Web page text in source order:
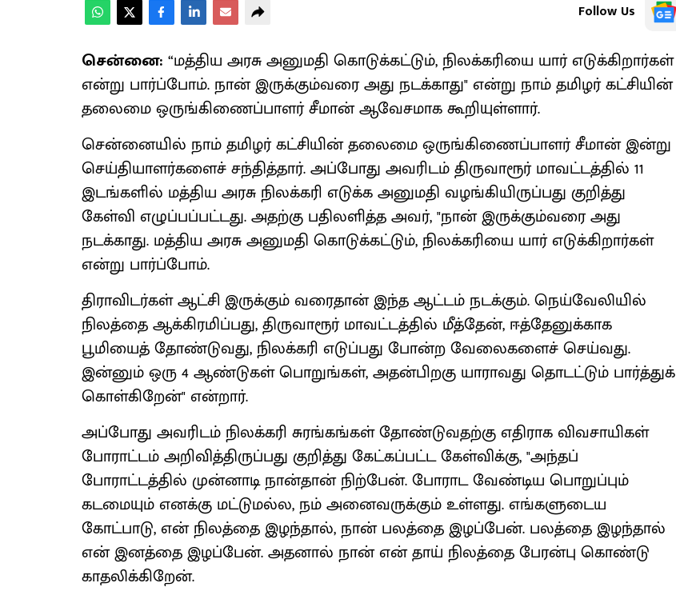
Follow Us
சென்னை: “மத்திய அரசு அனுமதி கொடுக்கட்டும், நிலக்கரியை யார் எடுக்கிறார்கள்
என்று பார்ப்போம். நான் இருக்கும்வரை அது நடக்காது" என்று நாம் தமிழர் கட்சியின்
தலைமை ஒருங்கிணைப்பாளர் சீமான் ஆவேசமாக கூறியுள்ளார்.
சென்னையில் நாம் தமிழர் கட்சியின் தலைமை ஒருங்கிணைப்பாளர் சீமான் இன்று
செய்தியாளர்களைச் சந்தித்தார். அப்போது அவரிடம் திருவாரூர் மாவட்டத்தில் 11
இடங்களில் மத்திய அரசு நிலக்கரி எடுக்க அனுமதி வழங்கியிருப்பது குறித்து
கேள்வி எழுப்பப்பட்டது. அதற்கு பதிலளித்த அவர், "நான் இருக்கும்வரை அது
நடக்காது. மத்திய அரசு அனுமதி கொடுக்கட்டும், நிலக்கரியை யார் எடுக்கிறார்கள்
என்று பார்ப்போம்.
திராவிடர்கள் ஆட்சி இருக்கும் வரைதான் இந்த ஆட்டம் நடக்கும். நெய்வேலியில்
நிலத்தை ஆக்கிரமிப்பது, திருவாரூர் மாவட்டத்தில் மீத்தேன், ஈத்தேனுக்காக
பூமியைத் தோண்டுவது, நிலக்கரி எடுப்பது போன்ற வேலைகளைச் செய்வது.
இன்னும் ஒரு 4 ஆண்டுகள் பொறுங்கள், அதன்பிறகு யாராவது தொடட்டும் பார்த்துக்
கொள்கிறேன்" என்றார்.
அப்போது அவரிடம் நிலக்கரி சுரங்கங்கள் தோண்டுவதற்கு எதிராக விவசாயிகள்
போராட்டம் அறிவித்திருப்பது குறித்து கேட்கப்பட்ட கேள்விக்கு, "அந்தப்
போராட்டத்தில் முன்னாடி நான்தான் நிற்பேன். போராட வேண்டிய பொறுப்பும்
கடமையும் எனக்கு மட்டுமல்ல, நம் அனைவருக்கும் உள்ளது. எங்களுடைய
கோட்பாடு, என் நிலத்தை இழந்தால், நான் பலத்தை இழப்பேன். பலத்தை இழந்தால்
என் இனத்தை இழப்பேன். அதனால் நான் என் தாய் நிலத்தை பேரன்பு கொண்டு
காதலிக்கிறேன்.